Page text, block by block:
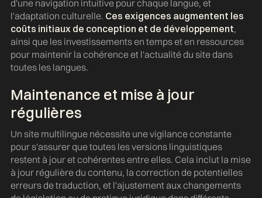
d'une navigation intuitive pour chaque langue, et
l'adaptation culturelle. Ces exigences augmentent les
coûts initiaux de conception et de développement,
ainsi que les investissements en temps et en ressources
pour maintenir la cohérence et l'actualité du site dans
toutes les langues.
Maintenance et mise à jour
régulières
Un site multilingue nécessite une vigilance constante
pour s'assurer que toutes les versions linguistiques
restent à jour et cohérentes entre elles. Cela inclut la mise
à jour régulière du contenu, la correction de potentielles
erreurs de traduction, et l'ajustement aux changements